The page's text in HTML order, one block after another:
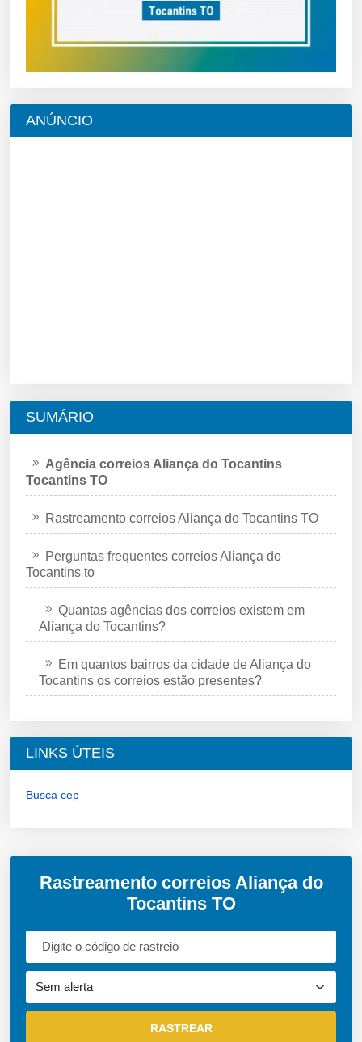
ANÚNCIO
SUMÁRIO
Agência correios Aliança do Tocantins
Tocantins TO
Rastreamento correios Aliança do Tocantins TO
Perguntas frequentes correios Aliança do
Tocantins to
Quantas agências dos correios existem em
Aliança do Tocantins?
Em quantos bairros da cidade de Aliança do
Tocantins os correios estão presentes?
LINKS ÚTEIS
Busca cep
Rastreamento correios Aliança do
Tocantins TO